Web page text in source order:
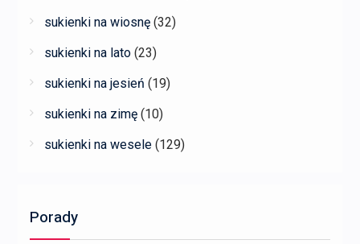
sukienki na wiosnę (32)
sukienki na lato (23)
sukienki na jesień (19)
sukienki na zimę (10)
sukienki na wesele (129)
Porady